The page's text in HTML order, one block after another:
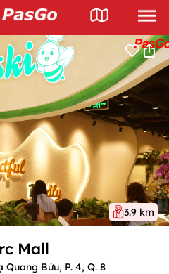
3.9 km
Mall
Quang Bửu, P. 4, Q. 8